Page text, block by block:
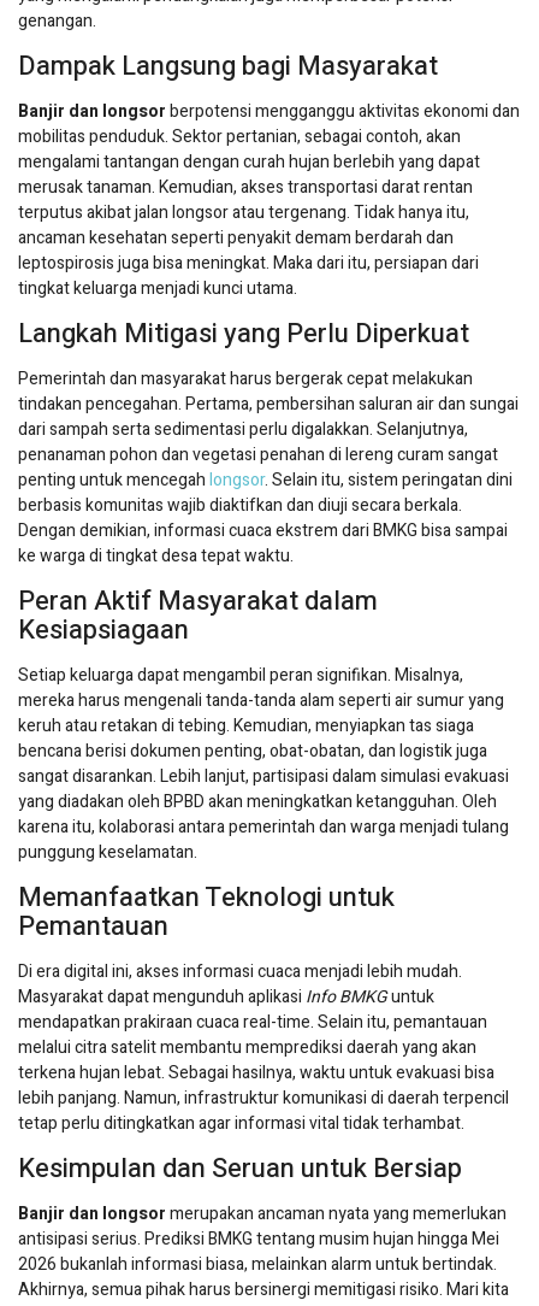
genangan.
Dampak Langsung bagi Masyarakat
Banjir dan longsorberpotensi mengganggu aktivitas ekonomi dan
mobilitas penduduk. Sektor pertanian, sebagai contoh, akan
mengalami tantangan dengan curah hujan berlebih yang dapat
merusak tanaman. Kemudian, akses transportasi darat rentan
terputus akibat jalan longsor atau tergenang. Tidak hanya itu,
ancaman kesehatan seperti penyakit demam berdarah dan
leptospirosis juga bisa meningkat. Maka dari itu, persiapan dari
tingkat keluarga menjadi kunci utama.
Langkah Mitigasi yang Perlu Diperkuat
Pemerintah dan masyarakat harus bergerak cepat melakukan
tindakan pencegahan. Pertama, pembersihan saluran air dan sungai
dari sampah serta sedimentasi perlu digalakkan. Selanjutnya,
penanaman pohon dan vegetasi penahan di lereng curam sangat
penting untuk mencegahlongsor. Selain itu, sistem peringatan dini
berbasis komunitas wajib diaktifkan dan diuji secara berkala.
Dengan demikian, informasi cuaca ekstrem dari BMKG bisa sampai
ke warga di tingkat desa tepat waktu.
Peran Aktif Masyarakat dalam
Kesiapsiagaan
Setiap keluarga dapat mengambil peran signifikan. Misalnya,
mereka harus mengenali tanda-tanda alam seperti air sumur yang
keruh atau retakan di tebing. Kemudian, menyiapkan tas siaga
bencana berisi dokumen penting, obat-obatan, dan logistik juga
sangat disarankan. Lebih lanjut, partisipasi dalam simulasi evakuasi
yang diadakan oleh BPBD akan meningkatkan ketangguhan. Oleh
karena itu, kolaborasi antara pemerintah dan warga menjadi tulang
punggung keselamatan.
Memanfaatkan Teknologi untuk
Pemantauan
Di era digital ini, akses informasi cuaca menjadi lebih mudah.
Masyarakat dapat mengunduh aplikasi Info BMKGuntuk
mendapatkan prakiraan cuaca real-time. Selain itu, pemantauan
melalui citra satelit membantu memprediksi daerah yang akan
terkena hujan lebat. Sebagai hasilnya, waktu untuk evakuasi bisa
lebih panjang. Namun, infrastruktur komunikasi di daerah terpencil
tetap perlu ditingkatkan agar informasi vital tidak terhambat.
Kesimpulan dan Seruan untuk Bersiap
Banjir dan longsormerupakan ancaman nyata yang memerlukan
antisipasi serius. Prediksi BMKG tentang musim hujan hingga Mei
2026 bukanlah informasi biasa, melainkan alarm untuk bertindak.
Akhirnya, semua pihak harus bersinergi memitigasi risiko. Mari kita